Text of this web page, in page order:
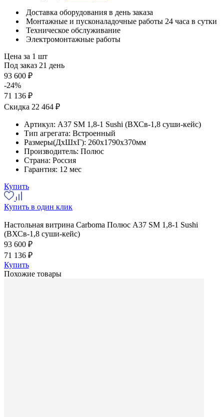
Доставка оборудования в день заказа
Монтажные и пусконаладочные работы 24 часа в сутки
Техническое обслуживание
Электромонтажные работы
Цена за 1 шт
Под заказ 21 день
93 600 ₽
-24%
71 136 ₽
Скидка 22 464 ₽
Артикул: A37 SM 1,8-1 Sushi (ВХСв-1,8 суши-кейс)
Тип агрегата: Встроенный
Размеры(ДхШхГ): 260x1790x370мм
Производитель: Полюс
Страна: Россия
Гарантия: 12 мес
Купить
Купить в один клик
Настольная витрина Carboma Полюс A37 SM 1,8-1 Sushi
(ВХСв-1,8 суши-кейс)
93 600 ₽
71 136 ₽
Купить
Похожие товары